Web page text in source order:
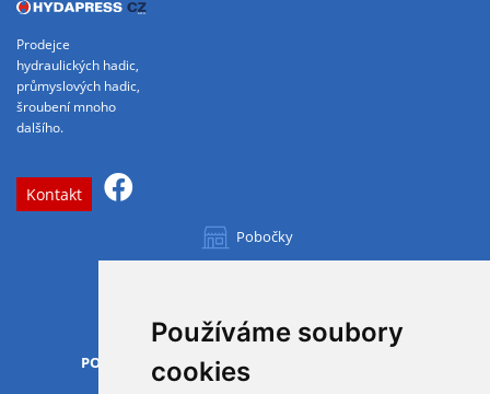
Používáme soubory
cookies
Prodejce
hydraulických hadic,
průmyslových hadic,
šroubení mnoho
dalšího.
Kontakt
Pobočky
OTVÍRACÍ DOBA
PO-PÁ